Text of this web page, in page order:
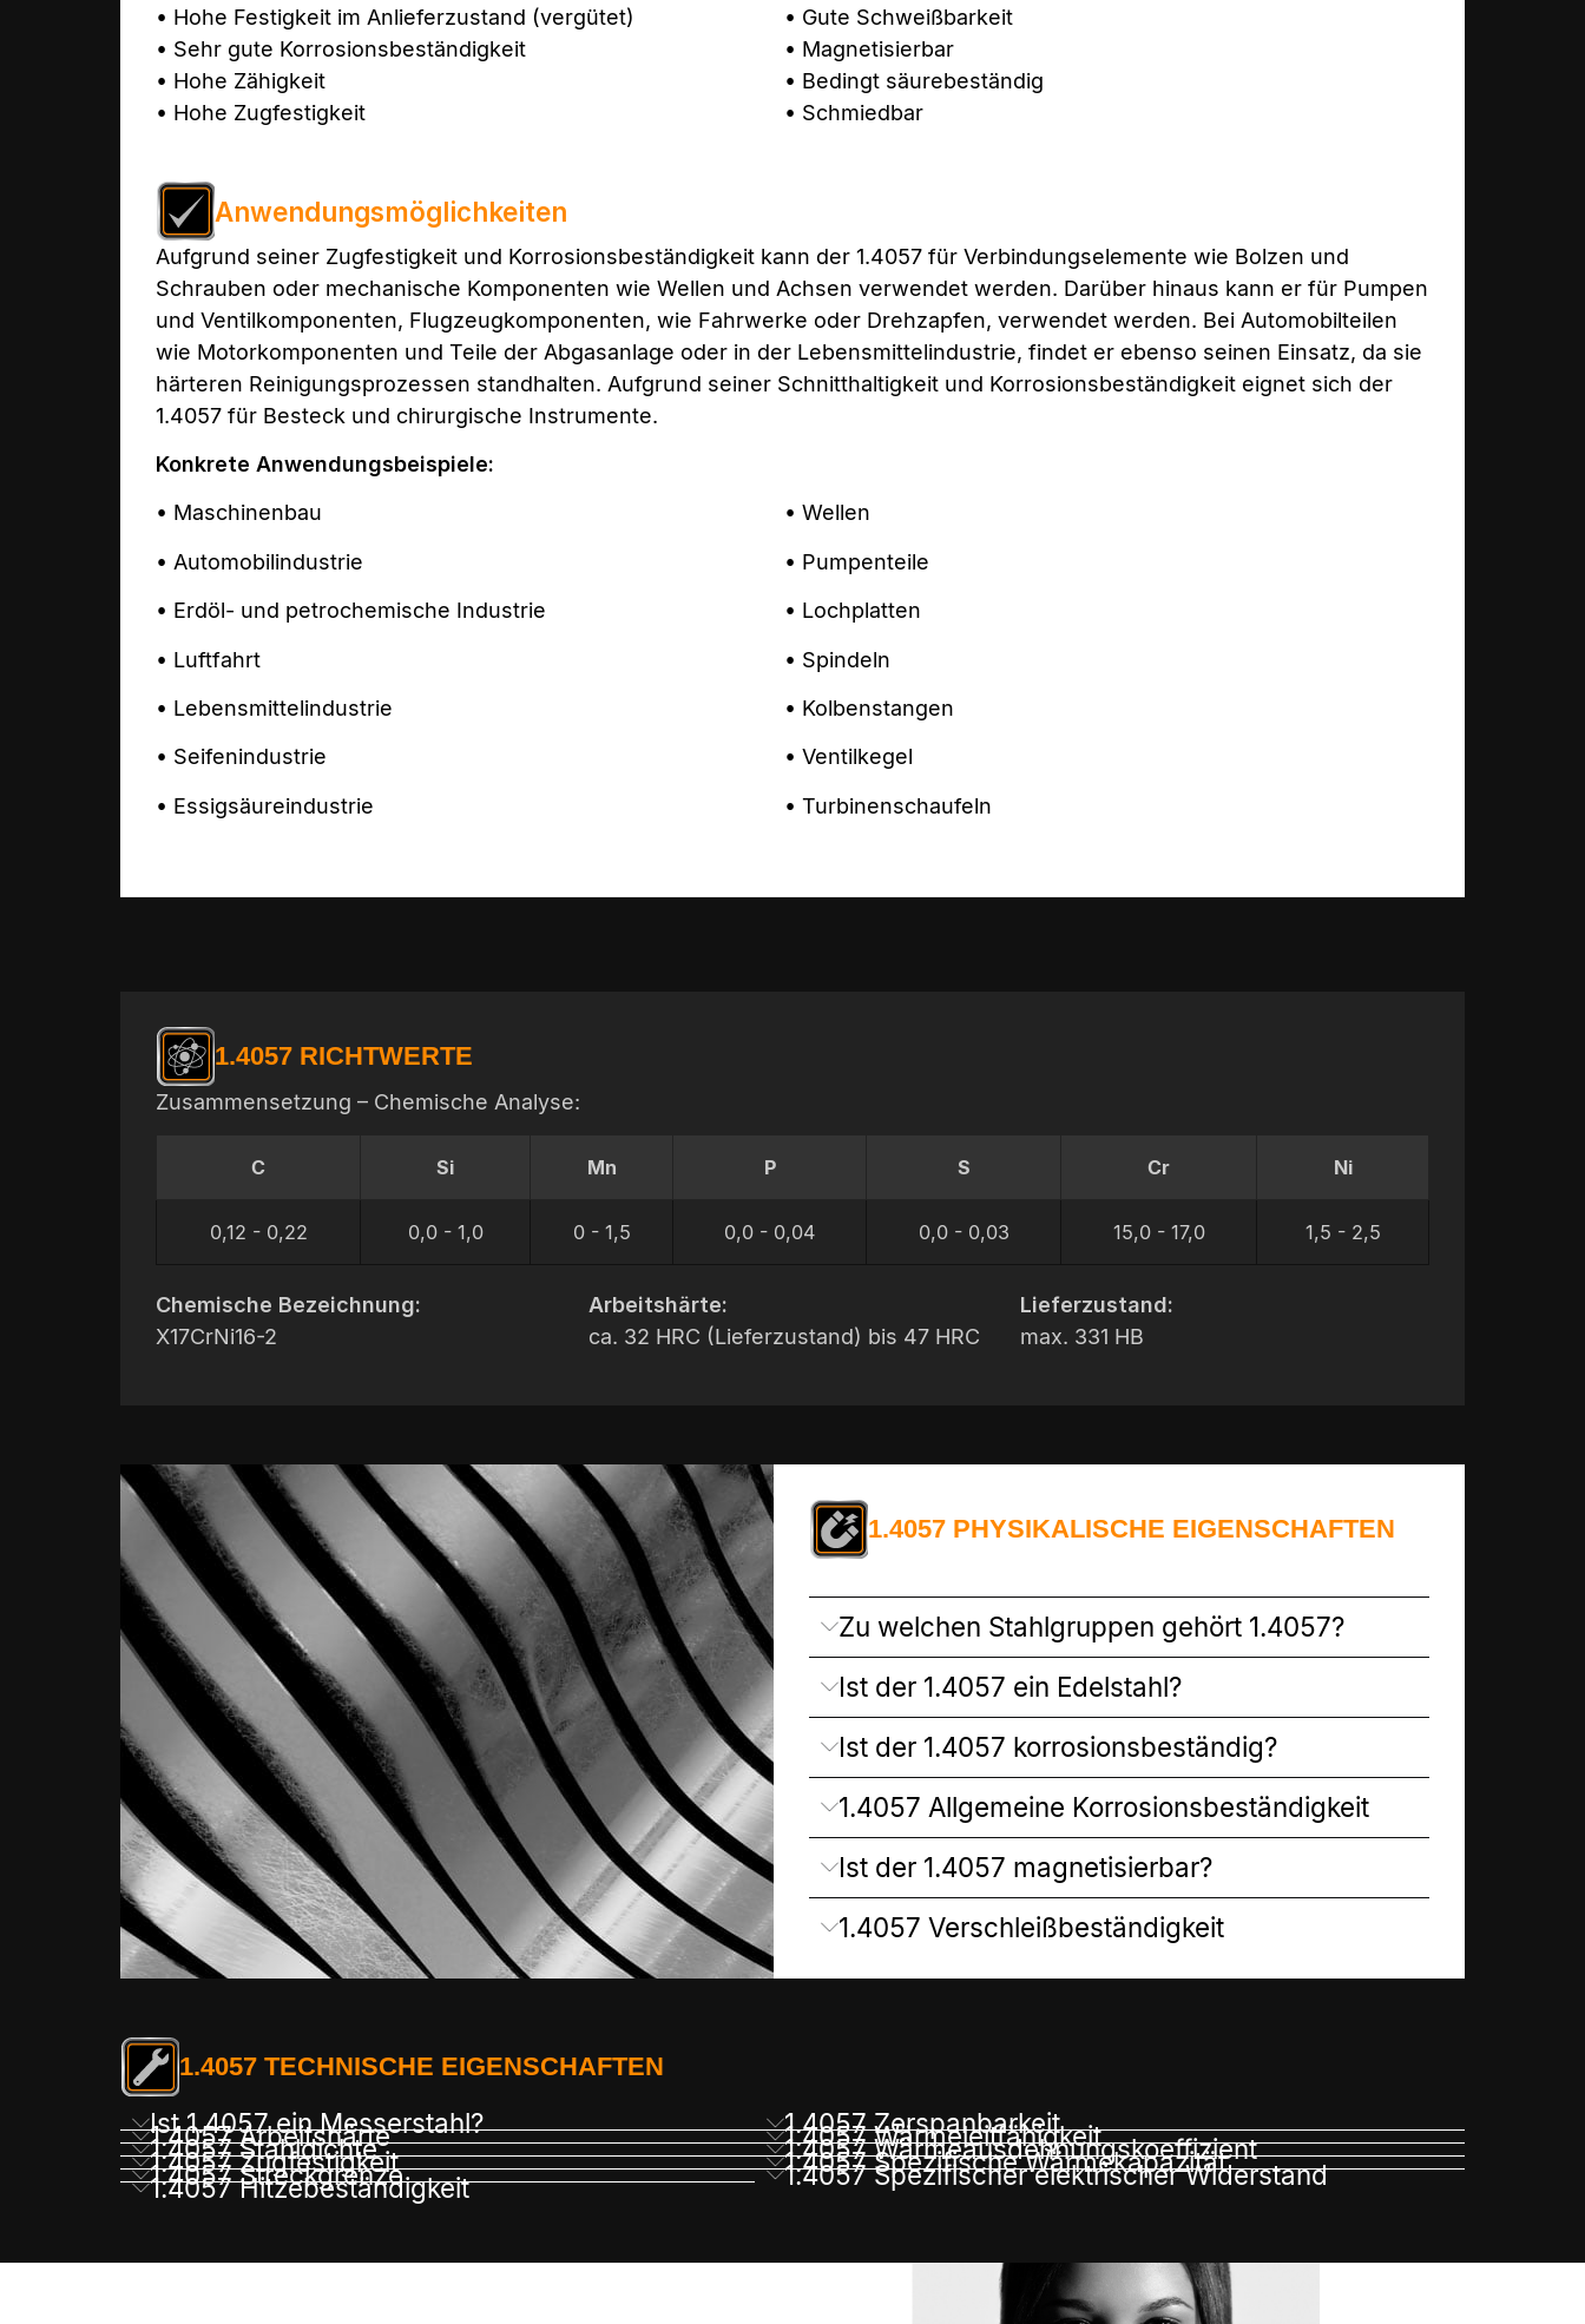
• Hohe Festigkeit im Anlieferzustand (vergütet)
• Sehr gute Korrosionsbeständigkeit
• Hohe Zähigkeit
• Hohe Zugfestigkeit
• Gute Schweißbarkeit
• Magnetisierbar
• Bedingt säurebeständig
• Schmiedbar
Anwendungsmöglichkeiten
Aufgrund seiner Zugfestigkeit und Korrosionsbeständigkeit kann der 1.4057 für Verbindungselemente wie Bolzen und
Schrauben oder mechanische Komponenten wie Wellen und Achsen verwendet werden. Darüber hinaus kann er für Pumpen
und Ventilkomponenten, Flugzeugkomponenten, wie Fahrwerke oder Drehzapfen, verwendet werden. Bei Automobilteilen
wie Motorkomponenten und Teile der Abgasanlage oder in der Lebensmittelindustrie, findet er ebenso seinen Einsatz, da sie
härteren Reinigungsprozessen standhalten. Aufgrund seiner Schnitthaltigkeit und Korrosionsbeständigkeit eignet sich der
1.4057 für Besteck und chirurgische Instrumente.
Konkrete Anwendungsbeispiele:
• Maschinenbau
• Automobilindustrie
• Erdöl- und petrochemische Industrie
• Luftfahrt
• Lebensmittelindustrie
• Seifenindustrie
• Essigsäureindustrie
• Wellen
• Pumpenteile
• Lochplatten
• Spindeln
• Kolbenstangen
• Ventilkegel
• Turbinenschaufeln
1.4057 RICHTWERTE
Zusammensetzung – Chemische Analyse:
C Si Mn P S Cr Ni
0,12 - 0,22 0,0 - 1,0 0 - 1,5 0,0 - 0,04 0,0 - 0,03 15,0 - 17,0 1,5 - 2,5
Chemische Bezeichnung:
X17CrNi16-2
Arbeitshärte:
ca. 32 HRC (Lieferzustand) bis 47 HRC
Lieferzustand:
max. 331 HB
1.4057 PHYSIKALISCHE EIGENSCHAFTEN
Zu welchen Stahlgruppen gehört 1.4057?
Ist der 1.4057 ein Edelstahl?
Ist der 1.4057 korrosionsbeständig?
1.4057 Allgemeine Korrosionsbeständigkeit
Ist der 1.4057 magnetisierbar?
1.4057 Verschleißbeständigkeit
1.4057 TECHNISCHE EIGENSCHAFTEN
Ist 1.4057 ein Messerstahl?
1.4057 Arbeitshärte
1.4057 Stahldichte
1.4057 Zugfestigkeit
1.4057 Streckgrenze
1.4057 Hitzebeständigkeit
1.4057 Zerspanbarkeit
1.4057 Wärmeleitfähigkeit
1.4057 Wärmeausdehnungskoeffizient
1.4057 Spezifische Wärmekapazität
1.4057 Spezifischer elektrischer Widerstand